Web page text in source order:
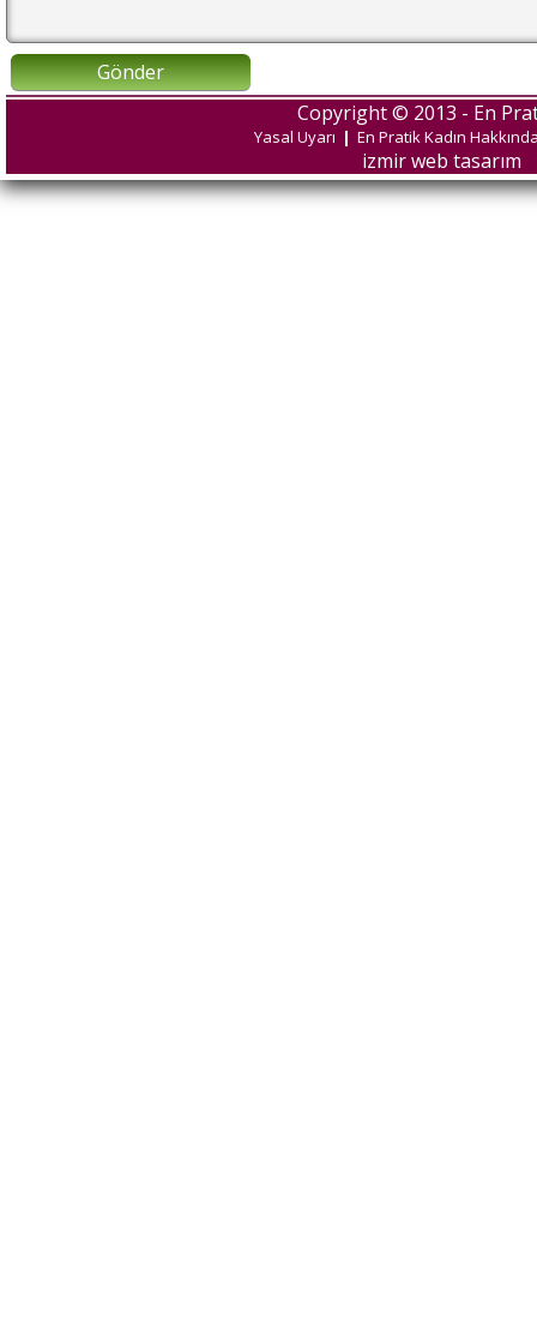
Gönder
Copyright © 2013 - En
Yasal Uyarı | En Pratik Kadın
izmir web tasarım